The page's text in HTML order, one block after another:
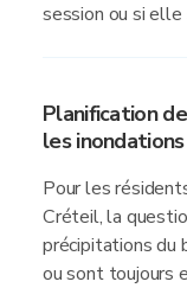
session ou si
Planification
les
Pour les
Créteil, la
précipitations du
ou sont toujours